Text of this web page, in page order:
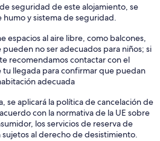
seguridad de este alojamiento, se
y sistema de seguridad.
espacios al aire libre, como balcones,
pueden no ser adecuados para niños; si
recomendamos contactar con el
tu llegada para confirmar que puedan
adecuada
se aplicará la política de cancelación de
con la normativa de la UE sobre
los servicios de reserva de
al derecho de desistimiento.